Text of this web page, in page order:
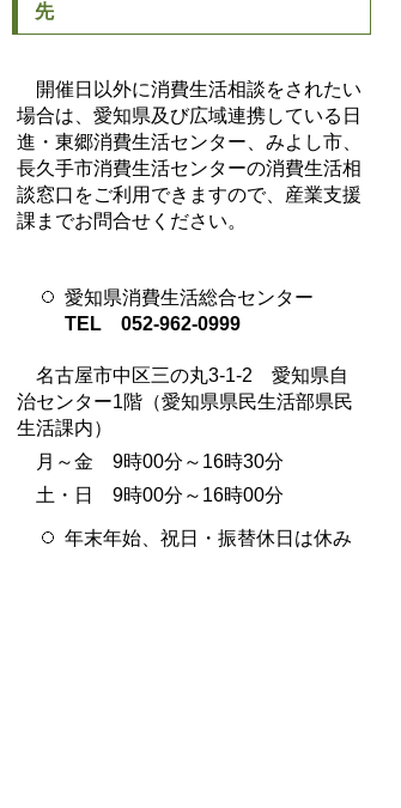
先
開催日以外に消費生活相談をされたい
場合は、愛知県及び広域連携している日
進・東郷消費生活センター、みよし市、
長久手市消費生活センターの消費生活相
談窓口をご利用できますので、産業支援
課までお問合せください。
愛知県消費生活総合センター
TEL 052-962-0999
名古屋市中区三の丸3‐1‐2 愛知県自
治センター1階（愛知県県民生活部県民
生活課内）
月～金 9時00分～16時30分
土・日 9時00分～16時00分
年末年始、祝日・振替休日は休み